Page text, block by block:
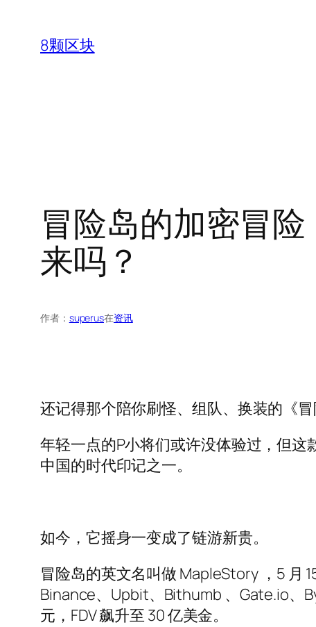
8颗区块
冒险岛的加密冒
来吗？
作者： superus在资讯
还记得那个陪你刷怪、组队、换装的《冒
年轻一点的P小将们或许没体验过，但
中国的时代印记之一。
如今，它摇身一变成了链游新贵。
冒险岛的英文名叫做 MapleStory ，5 月
Binance、Upbit、Bithumb 、Gate.io、
元，FDV 飙升至 30 亿美金。